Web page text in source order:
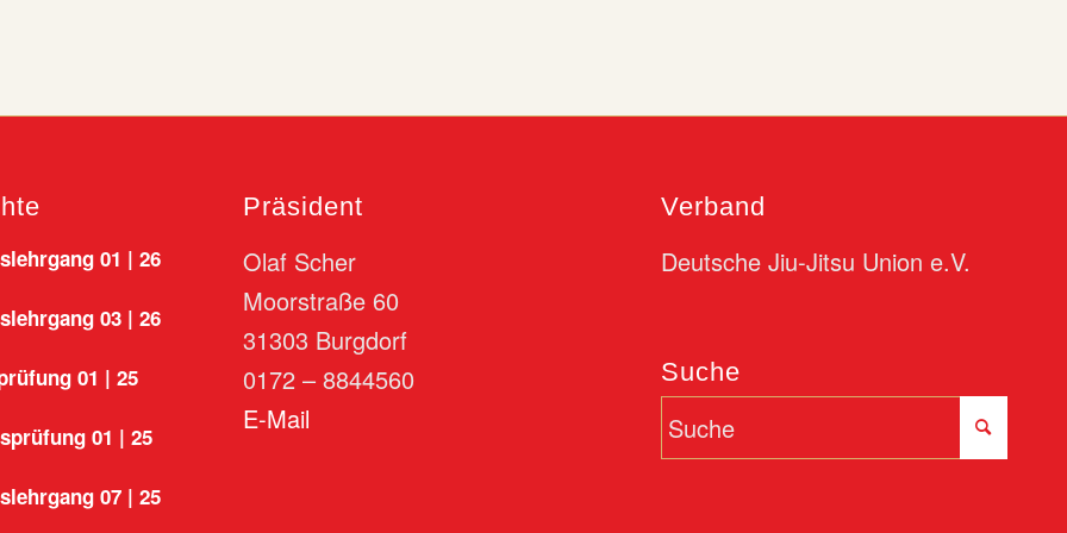
01 | 26
03 | 26
01 | 25
01 | 25
07 | 25
Präsident
Olaf Scher
Moorstraße 60
31303 Burgdorf
0172 – 8844560
E-Mail
Verband
Deutsche Jiu-Jitsu Union e.V.
Suche